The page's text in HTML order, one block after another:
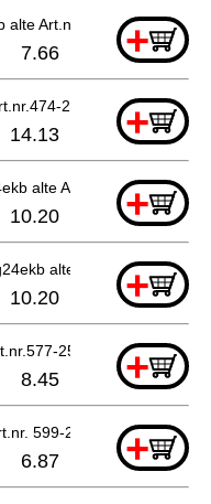
alte Art.nr. 447-25108-20
+
7.66
25241-80+
14.13
alte Art.nr.475-25153-20
+
10.20
alte Art.nr.576-25100-
+
10.20
25100-20+
8.45
599-200bw-38+
6.87